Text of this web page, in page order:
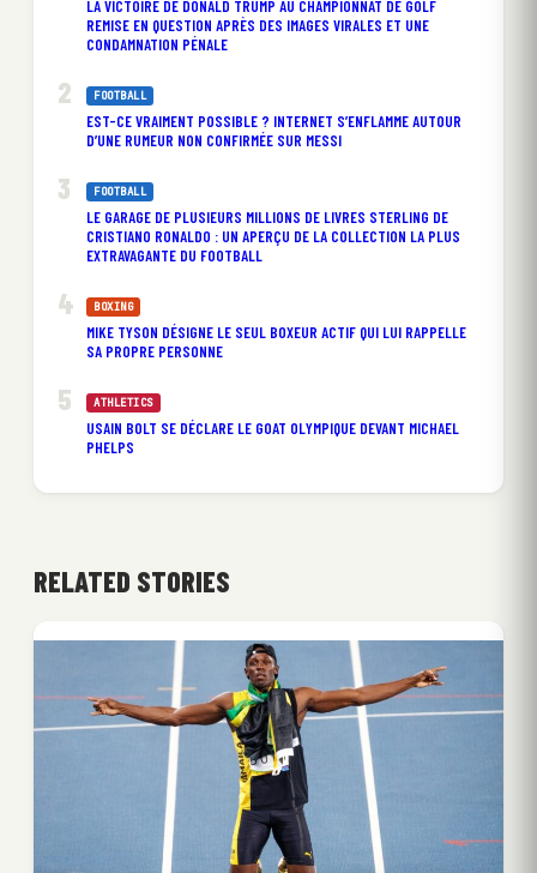
LA VICTOIRE DE DONALD TRUMP AU CHAMPIONNAT DE GOLF
REMISE EN QUESTION APRÈS DES IMAGES VIRALES ET UNE
CONDAMNATION PÉNALE
FOOTBALL
EST-CE VRAIMENT POSSIBLE ? INTERNET S’ENFLAMME AUTOUR
D’UNE RUMEUR NON CONFIRMÉE SUR MESSI
FOOTBALL
LE GARAGE DE PLUSIEURS MILLIONS DE LIVRES STERLING DE
CRISTIANO RONALDO : UN APERÇU DE LA COLLECTION LA PLUS
EXTRAVAGANTE DU FOOTBALL
BOXING
MIKE TYSON DÉSIGNE LE SEUL BOXEUR ACTIF QUI LUI RAPPELLE
SA PROPRE PERSONNE
ATHLETICS
USAIN BOLT SE DÉCLARE LE GOAT OLYMPIQUE DEVANT MICHAEL
PHELPS
RELATED STORIES